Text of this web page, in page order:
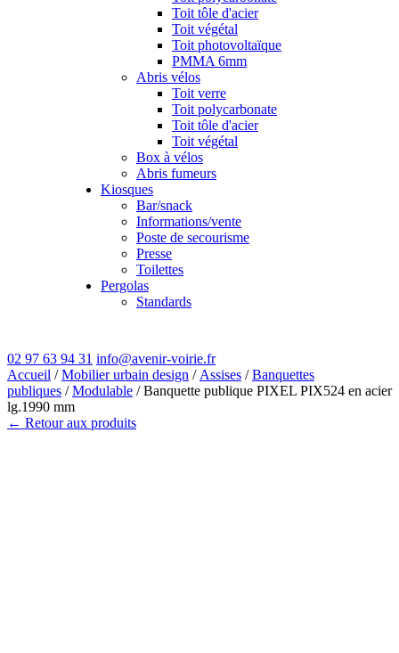
Toit tôle d'acier
Toit végétal
Toit photovoltaïque
PMMA 6mm
Abris vélos
Toit verre
Toit polycarbonate
Toit tôle d'acier
Toit végétal
Box à vélos
Abris fumeurs
Kiosques
Bar/snack
Informations/vente
Poste de secourisme
Presse
Toilettes
Pergolas
Standards
02 97 63 94 31 info@avenir-voirie.fr
Accueil /Mobilier urbain design / Assises /Banquettes
publiques /Modulable / Banquette publique PIXEL PIX524 en acier
lg.1990 mm
← Retour aux produits